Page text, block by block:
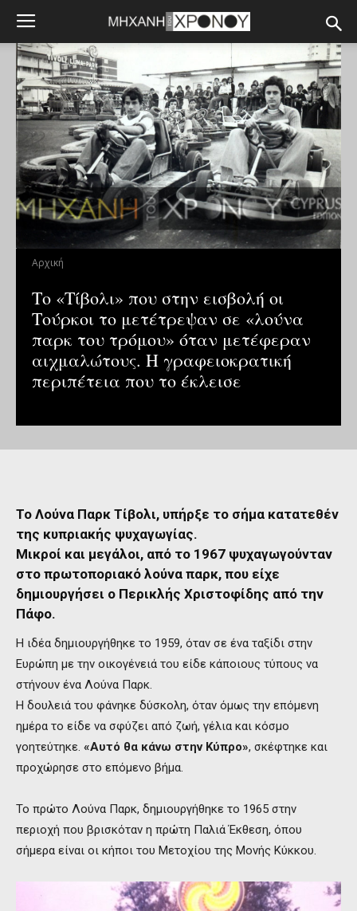
Αρχική
Το «Τίβολι» που στην εισβολή οι
Τούρκοι το μετέτρεψαν σε «λούνα
παρκ του τρόμου» όταν μετέφεραν
αιχμαλώτους. Η γραφειοκρατική
περιπέτεια που το έκλεισε
Το Λούνα Παρκ Τίβολι, υπήρξε το σήμα κατατεθέν
της κυπριακής ψυχαγωγίας.
Μικροί και μεγάλοι, από το 1967 ψυχαγωγούνταν
στο πρωτοποριακό λούνα παρκ, που είχε
δημιουργήσει ο Περικλής Χριστοφίδης από την
Πάφο.
Η ιδέα δημιουργήθηκε το 1959, όταν σε ένα ταξίδι στην
Ευρώπη με την οικογένειά του είδε κάποιους τύπους να
στήνουν ένα Λούνα Παρκ.
Η δουλειά του φάνηκε δύσκολη, όταν όμως την επόμενη
ημέρα το είδε να σφύζει από ζωή, γέλια και κόσμο
γοητεύτηκε. «Αυτό θα κάνω στην Κύπρο», σκέφτηκε και
προχώρησε στο επόμενο βήμα.
Το πρώτο Λούνα Παρκ, δημιουργήθηκε το 1965 στην
περιοχή που βρισκόταν η πρώτη Παλιά Έκθεση, όπου
σήμερα είναι οι κήποι του Μετοχίου της Μονής Κύκκου.